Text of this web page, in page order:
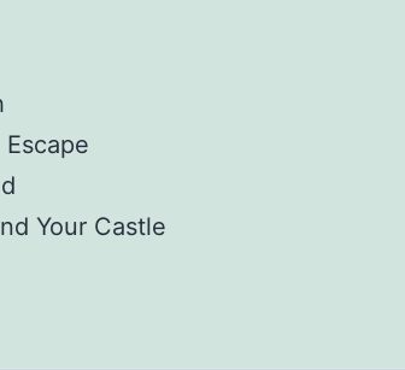
Your Castle